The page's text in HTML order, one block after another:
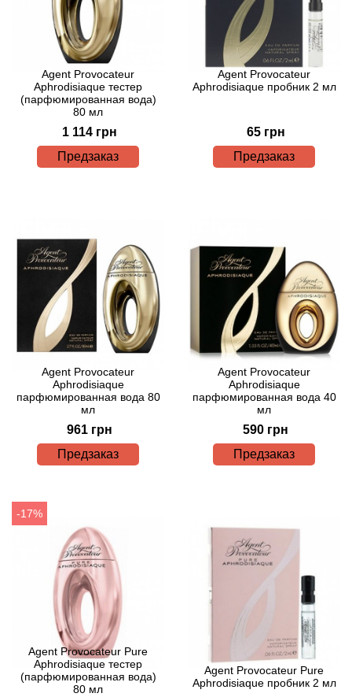
Agent Provocateur
Aphrodisiaque тестер
(парфюмированная вода)
80 мл
1 114 грн
Предзаказ
Agent Provocateur
Aphrodisiaque пробник 2 мл
65 грн
Предзаказ
Agent Provocateur
Aphrodisiaque
парфюмированная вода 80
мл
961 грн
Предзаказ
Agent Provocateur
Aphrodisiaque
парфюмированная вода 40
мл
590 грн
Предзаказ
-17%
Agent Provocateur Pure
Aphrodisiaque тестер
(парфюмированная вода)
80 мл
Agent Provocateur Pure
Aphrodisiaque пробник 2 мл
Acqua di Parma
Acqua di Sardegna
Aedes de Venustas
Afnan
Agatha Ruiz de la Prada
Agent Provocateur
Agonist
Aj Arabia (Widian)
Ajmal
Al Haramain
Al Jazeera
Alaia Paris
Alexander McQueen